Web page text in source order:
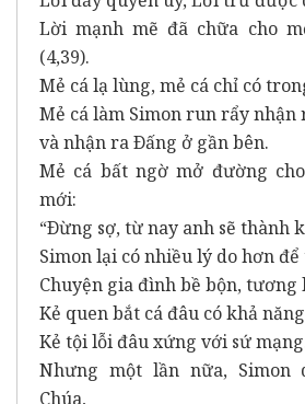
Lời mạnh mẽ đã chữa cho
(4,39).
Mẻ cá lạ lùng, mẻ cá chỉ có
Mẻ cá làm Simon run rẩy
và nhận ra Ðấng ở gần bên.
Mẻ cá bất ngờ mở đường
mới:
“Ðừng sợ, từ nay anh sẽ thành
Simon lại có nhiều lý do hơn
Chuyện gia đình bề bộn, tương
Kẻ quen bắt cá đâu có khả
Kẻ tội lỗi đâu xứng với sứ
Nhưng một lần nữa, Simon
Chúa,